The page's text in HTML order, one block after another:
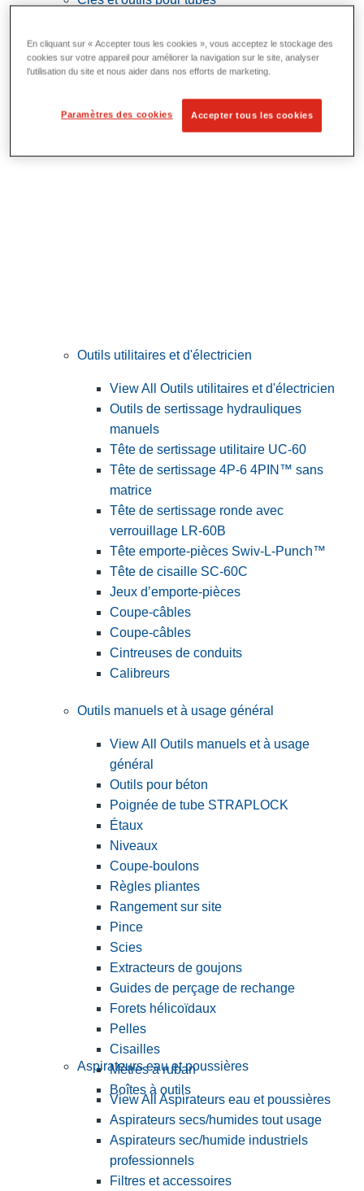
Clés
Cintrage et mise en forme
Préparation et découpe des tubes
Outils utilitaires et d'électricien
View All Outils utilitaires et d'électricien
Outils de sertissage hydrauliques
manuels
Tête de sertissage utilitaire UC-60
Tête de sertissage 4P-6 4PIN™ sans
matrice
Tête de sertissage ronde avec
verrouillage LR-60B
Tête emporte-pièces Swiv-L-Punch™
Tête de cisaille SC-60C
Jeux d’emporte-pièces
Coupe-câbles
Coupe-câbles
Cintreuses de conduits
Calibreurs
Outils manuels et à usage général
View All Outils manuels et à usage
général
Outils pour béton
Poignée de tube STRAPLOCK
Étaux
Niveaux
Coupe-boulons
Règles pliantes
Rangement sur site
Pince
Scies
Extracteurs de goujons
Guides de perçage de rechange
Forets hélicoïdaux
Pelles
Cisailles
Mètres à ruban
Boîtes à outils
Aspirateurs eau et poussières
View All Aspirateurs eau et poussières
Aspirateurs secs/humides tout usage
Aspirateurs sec/humide industriels
professionnels
Filtres et accessoires
En cliquant sur « Accepter tous les cookies », vous acceptez le stockage des
cookies sur votre appareil pour améliorer la navigation sur le site, analyser
l’utilisation du site et nous aider dans nos efforts de marketing.
Paramètres des cookies Accepter tous les cookies